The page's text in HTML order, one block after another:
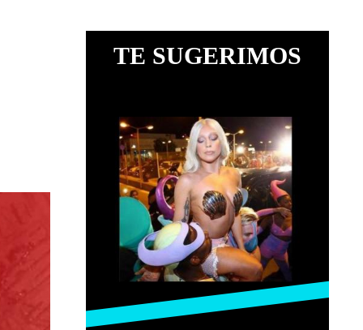
TE SUGERIMOS